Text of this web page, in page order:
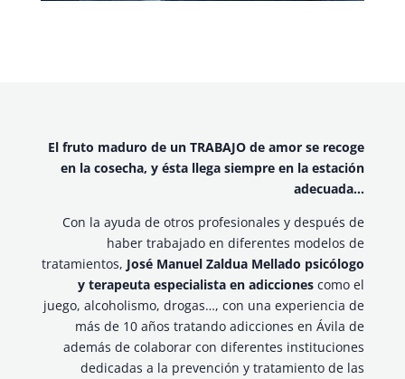
El fruto maduro de un TRABAJO de amor se recoge
en la cosecha, y ésta llega siempre en la estación
adecuada…
Con la ayuda de otros profesionales y después de
haber trabajado en diferentes modelos de
tratamientos, José Manuel Zaldua Mellado psicólogo
y terapeuta especialista en adicciones como el
juego, alcoholismo, drogas…, con una experiencia de
más de 10 años tratando adicciones en Ávila de
además de colaborar con diferentes instituciones
dedicadas a la prevención y tratamiento de las